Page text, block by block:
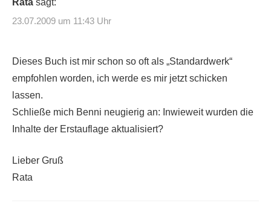
23.07.2009 um 11:43 Uhr
Dieses Buch ist mir schon so oft als „Standardwerk“
empfohlen worden, ich werde es mir jetzt schicken
lassen.
Schließe mich Benni neugierig an: Inwieweit wurden die
Inhalte der Erstauflage aktualisiert?
Lieber Gruß
Rata